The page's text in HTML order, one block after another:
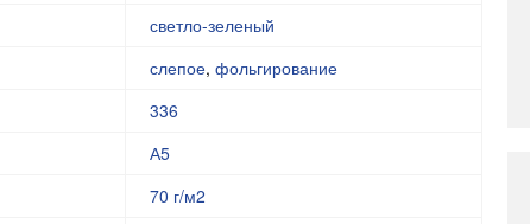
светло-зеленый
слепое, фольгирование
336
А5
70 г/м2